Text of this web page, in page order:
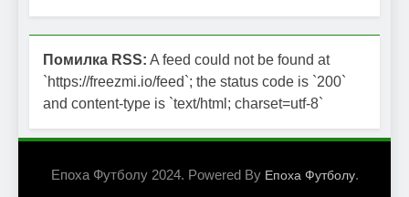
Помилка RSS: A feed could not be found at
`https://freezmi.io/feed`; the status code is `200`
and content-type is `text/html; charset=utf-8`
Епоха Футболу 2024. Powered By Епоха Футболу.